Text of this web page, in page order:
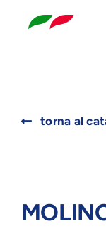
torna al
for: